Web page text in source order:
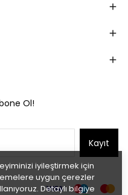
iyileştirmek için
uygun çerezler
Detaylı bilgiye
Ol!
Kayıt